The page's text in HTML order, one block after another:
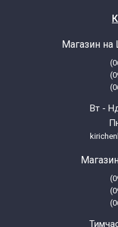
Магазин на
Вт -